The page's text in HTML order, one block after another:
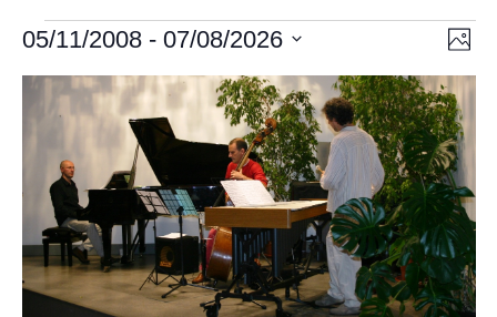
Eventi Foto
05/11/2008 - 07/08/2026
List
of
events
in
Photo
View